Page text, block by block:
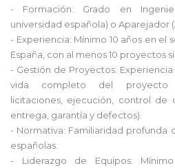
- Formación: Grado en
universidad española) o Aparejador
- Experiencia: Mínimo 10 años en el
España, con al menos 10 proyectos
- Gestión de Proyectos:
vida completo del proyecto
licitaciones, ejecución, control de
entrega, garantía y defectos).
- Normativa: Familiaridad profunda
españolas.
- Liderazgo de Equipos: